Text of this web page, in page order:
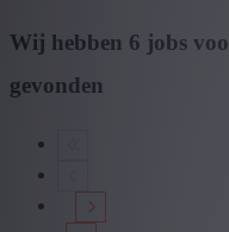
Postcode of gemeente
Wij hebben 6 jobs
gevonden